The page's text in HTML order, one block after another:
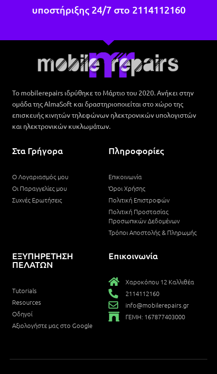
υποστήριξης 24/7 στο 2114112160
Το mobilerepairs ιδρύθηκε το Μάρτιο του 2020. Ανήκει στην
ομάδα της AlmaSoft και δραστηριοποιείται στο χώρο της
επισκευής κινητών τηλεφώνων ηλεκτρονικών υπολογιστών
και ηλεκτρονικών κυκλωμάτων.
Στα Γρήγορα
Ο Λογαριασμός μου
Οι Παραγγελίες μου
Συχνές Ερωτήσεις
Πληροφορίες
Επικοινωνία
Όροι Χρήσης
Πολιτική Επιστροφών
Πολιτική Προστασίας
Προσωπικών Δεδομένων
Τρόποι Αποστολής & Πληρωμής
ΕΞΥΠΗΡΕΤΗΣΗ
ΠΕΛΑΤΩΝ
Tutorials
Resources
Οδηγοί
Αξιολογήστε μας στο Google
Επικοινωνία
Χαροκόπου 12 Καλλιθέα
2114112160
info@mobilerepairs.gr
ΓΕΜΗ: 167877403000